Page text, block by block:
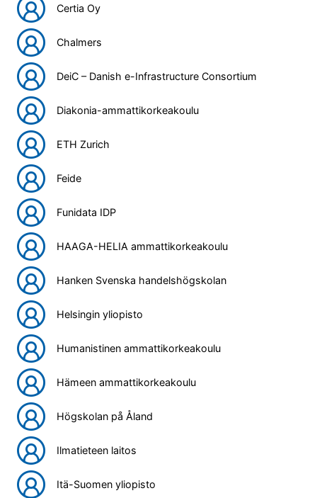
Certia Oy
Chalmers
DeiC – Danish e-Infrastructure Consortium
Diakonia-ammattikorkeakoulu
ETH Zurich
Feide
Funidata IDP
HAAGA-HELIA ammattikorkeakoulu
Hanken Svenska handelshögskolan
Helsingin yliopisto
Humanistinen ammattikorkeakoulu
Hämeen ammattikorkeakoulu
Högskolan på Åland
Ilmatieteen laitos
Itä-Suomen yliopisto